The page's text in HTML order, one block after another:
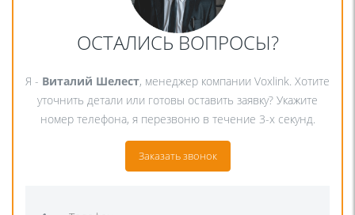
ОСТАЛИСЬ ВОПРОСЫ?
Я - Виталий Шелест, менеджер компании Voxlink. Хотите
уточнить детали или готовы оставить заявку? Укажите
номер телефона, я перезвоню в течение 3-х секунд.
Заказать звонок